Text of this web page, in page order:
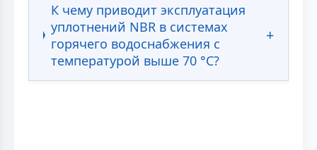
К чему приводит эксплуатация
уплотнений NBR в системах
горячего водоснабжения с
температурой выше 70 °С?